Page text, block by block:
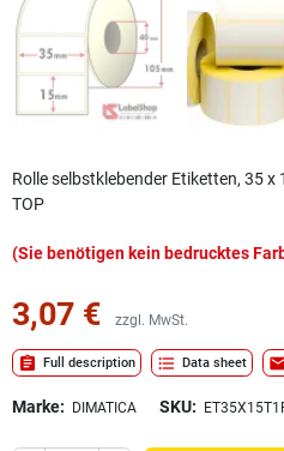
Rolle selbstklebender Etiketten, 35 x
TOP
(Sie benötigen kein bedrucktes
3,07 € zzgl. MwSt.
assignment Full description format_list_bulleted Data sheet
Marke: DIMATICA SKU: